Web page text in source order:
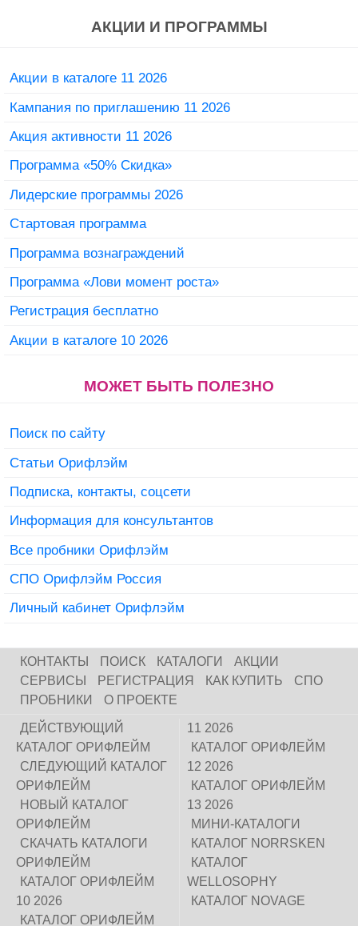
АКЦИИ И ПРОГРАММЫ
Акции в каталоге 11 2026
Кампания по приглашению 11 2026
Акция активности 11 2026
Программа «50% Скидка»
Лидерские программы 2026
Стартовая программа
Программа вознаграждений
Программа «Лови момент роста»
Регистрация бесплатно
Акции в каталоге 10 2026
МОЖЕТ БЫТЬ ПОЛЕЗНО
Поиск по сайту
Статьи Орифлэйм
Подписка, контакты, соцсети
Информация для консультантов
Все пробники Орифлэйм
СПО Орифлэйм Россия
Личный кабинет Орифлэйм
КОНТАКТЫ ПОИСК КАТАЛОГИ
АКЦИИ
СЕРВИСЫ
РЕГИСТРАЦИЯ КАК КУПИТЬ
СПО
ПРОБНИКИ
О ПРОЕКТЕ
ДЕЙСТВУЮЩИЙ
КАТАЛОГ ОРИФЛЕЙМ
СЛЕДУЮЩИЙ КАТАЛОГ
ОРИФЛЕЙМ
НОВЫЙ КАТАЛОГ
ОРИФЛЕЙМ
СКАЧАТЬ КАТАЛОГИ
ОРИФЛЕЙМ
КАТАЛОГ ОРИФЛЕЙМ
10 2026
КАТАЛОГ ОРИФЛЕЙМ
11 2026
КАТАЛОГ ОРИФЛЕЙМ
12 2026
КАТАЛОГ ОРИФЛЕЙМ
13 2026
МИНИ-КАТАЛОГИ
КАТАЛОГ NORRSKEN
КАТАЛОГ
WELLOSOPHY
КАТАЛОГ NOVAGE